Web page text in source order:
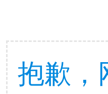
抱歉，